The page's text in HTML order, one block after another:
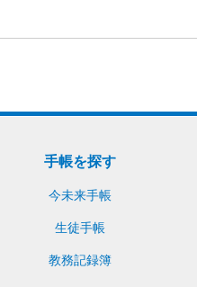
手帳を探す
今未来手帳
生徒手帳
教務記録簿